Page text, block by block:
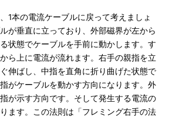
1本の電流ケーブルに戻って考えましょ
が垂直に立っており、外部磁界が左から
状態でケーブルを手前に動かします。す
ら上に電流が流れます。右手の親指を立
伸ばし、中指を直角に折り曲げた状態で
がケーブルを動かす方向になります。外
が示す方向です。そして発生する電流の
ます。この法則は「フレミング右手の法